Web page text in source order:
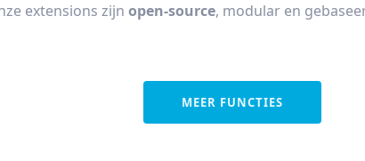
extensions zijn open-source, modular en
MEER FUNCTIES